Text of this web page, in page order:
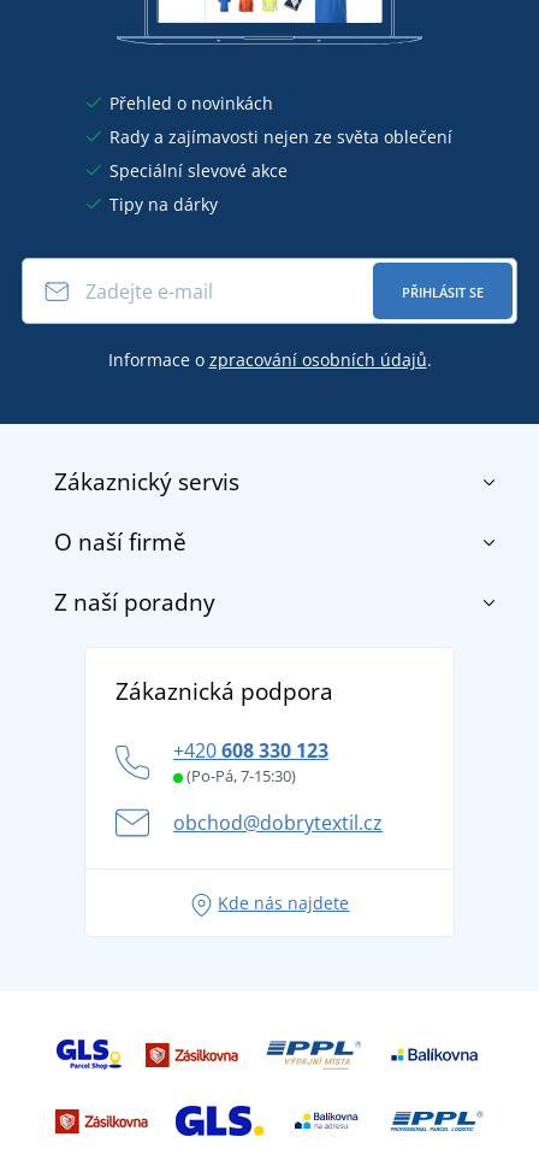
Přehled o novinkách
Rady a zajímavosti nejen ze světa oblečení
Speciální slevové akce
Tipy na dárky
PŘIHLÁSIT SE
Informace o zpracování osobních údajů.
Zákaznický servis
Kontakt
Doprava a platba
Vrácení zboží a reklamace
Potisk a výšivka
Věrnostní program BONTIS +
O naší firmě
O nás
DobrýTextil pro firmy a organizace
Z naší poradny
tradicí od roku 1976
Letní dobrodružství začíná balením aneb připravte
se na dovolenou bez starostí
Zákaznická podpora
+420608 330 123
(Po-Pá, 7-15:30)
obchod@dobrytextil.cz
Kde nás najdete